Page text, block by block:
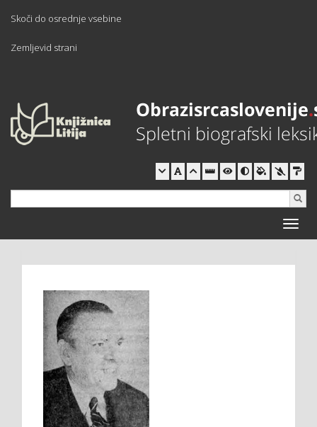
Skoči do osrednje vsebine
Zemljevid strani
Toggle